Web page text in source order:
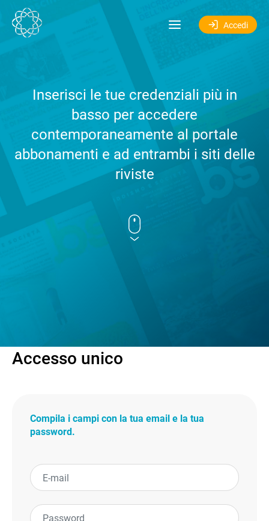
Salta al contenuto
Accedi
Inserisci le tue credenziali più in
basso per accedere
contemporaneamente al portale
abbonamenti e ad entrambi i siti delle
riviste
Accesso unico
Compila i campi con la tua email e la tua
password.